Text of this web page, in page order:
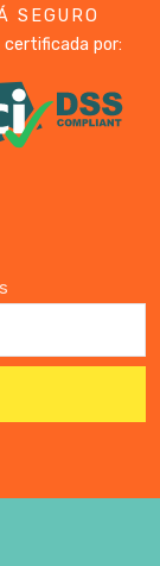
SEGURO
certificada por: